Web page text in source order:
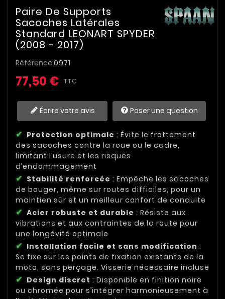
Paire De Supports
Sacoches Latérales
Standard LEONART SPYDER
(2008 - 2017)
Référence 0971
77,50 € TTC
Écrire votre avis Poser une question
Protection optimale : Évite le frottement
des sacoches contre la roue ou le cadre,
limitant l’usure et les risques
d’endommagement
Stabilité renforcée : Empêche les sacoches
de bouger, même sur routes difficiles, pour un
maintien sûr et un meilleur confort de conduite
Acier robuste et durable : Résiste aux
vibrations et aux contraintes de la route pour
une longévité optimale
Installation facile et sans modification :
Se fixe sur les points de fixation existants de la
moto, sans perçage. Visserie nécessaire incluse
Design discret : Disponible en finition noire
ou chromée pour s’intégrer harmonieusement à